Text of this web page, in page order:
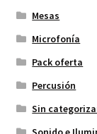
Mesas
Microfonía
Pack oferta
Percusión
Sin